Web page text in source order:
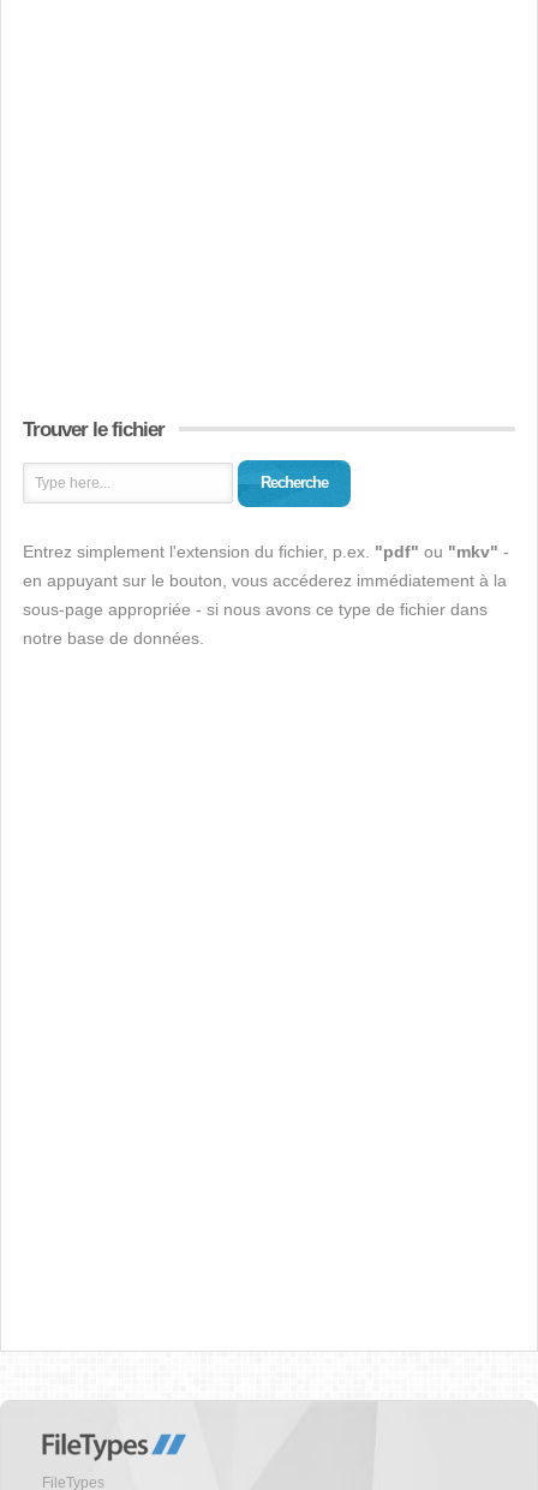
Trouver le fichier
Recherche
Entrez simplement l'extension du fichier, p.ex. "pdf" ou "mkv" -
en appuyant sur le bouton, vous accéderez immédiatement à la
sous-page appropriée - si nous avons ce type de fichier dans
notre base de données.
FileTypes